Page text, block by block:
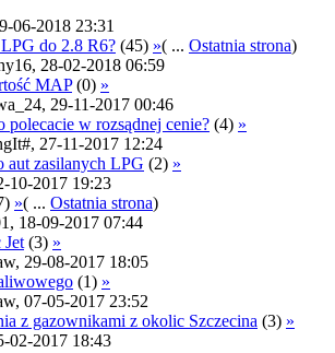
06-2018 23:31
do 2.8 R6? (45) »( ... Ostatnia strona)
28-02-2018 06:59
MAP(0) »
29-11-2017 00:46
w rozsądnej cenie? (4) »
27-11-2017 12:24
aut zasilanych LPG (2) »
10-2017 19:23
»( ... Ostatnia strona)
18-09-2017 07:44
(3) »
29-08-2017 18:05
(1) »
07-05-2017 23:52
z gazownikami z okolic Szczecina (3) »
02-2017 18:43